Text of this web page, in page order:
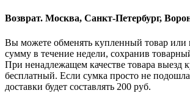
Возврат. Москва, Санкт-Петербург,
Вы можете обменять купленный товар или
сумму в течение недели, сохранив
При ненадлежащем качестве товара выезд
бесплатный. Если сумка просто не
доставки будет составлять 200 руб.